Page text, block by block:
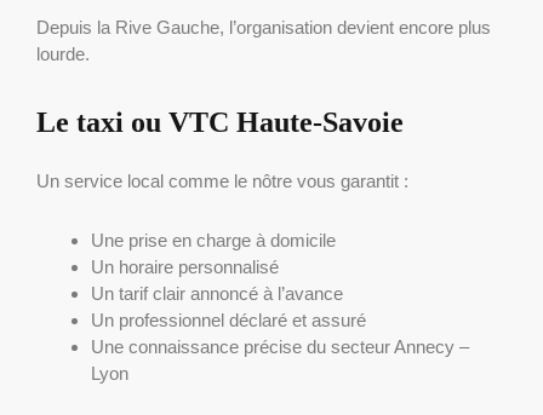
Depuis la Rive Gauche, l’organisation devient encore plus
lourde.
Le taxi ou VTC Haute-Savoie
Un service local comme le nôtre vous garantit :
Une prise en charge à domicile
Un horaire personnalisé
Un tarif clair annoncé à l’avance
Un professionnel déclaré et assuré
Une connaissance précise du secteur Annecy –
Lyon